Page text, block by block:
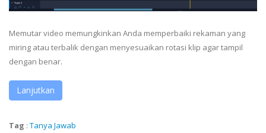
Memutar video memungkinkan Anda memperbaiki rekaman yang
miring atau terbalik dengan menyesuaikan rotasi klip agar tampil
dengan benar.
Lanjutkan
Tag : Tanya Jawab